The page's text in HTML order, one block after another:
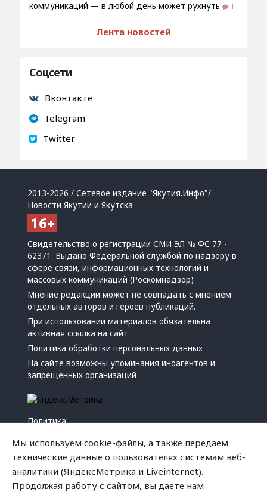
коммуникаций — в любой день может рухнуть
1
Лента новостей
Соцсети
Вконтакте
Telegram
Twitter
2013-2026 / Сетевое издание "Якутия.Инфо"/
Новости Якутии и Якутска
Свидетельство о регистрации СМИ ЭЛ № ФС 77 -
62371. Выдано Федеральной службой по надзору в
сфере связи, информационных технологий и
массовых коммуникаций (Роскомнадзор)
Мнение редакции может не совпадать с мнением
отдельных авторов и героев публикаций.
При использовании материалов обязательна
активная ссылка на сайт.
Политика обработки персональных данных
На сайте возможны упоминанияиноагентов и
запрещенных организаций
Политика
Мы используем cookie-файлы, а также передаем
технические данные о пользователях системам веб-
аналитики (ЯндексМетрика и Liveinternet).
Продолжая работу с сайтом, вы даете нам